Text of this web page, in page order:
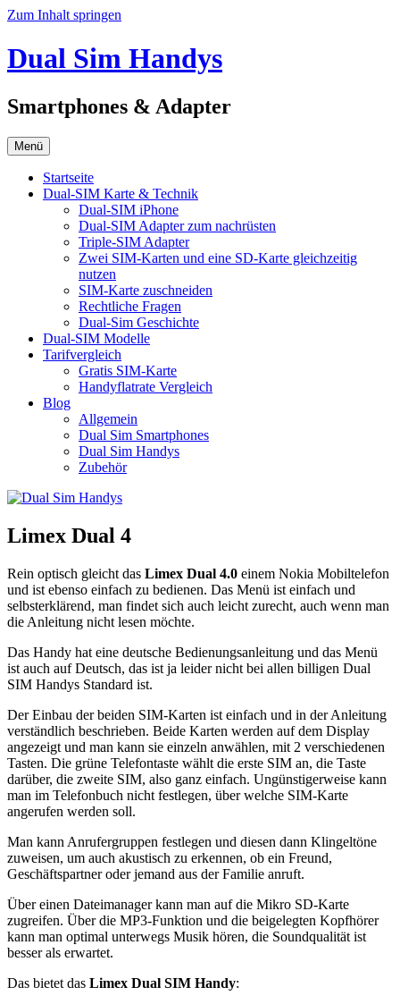
Zum Inhalt springen
Dual Sim Handys
Smartphones & Adapter
Menü
Startseite
Dual-SIM Karte & Technik
Dual-SIM iPhone
Dual-SIM Adapter zum nachrüsten
Triple-SIM Adapter
Zwei SIM-Karten und eine SD-Karte gleichzeitig
nutzen
SIM-Karte zuschneiden
Rechtliche Fragen
Dual-Sim Geschichte
Dual-SIM Modelle
Tarifvergleich
Gratis SIM-Karte
Handyflatrate Vergleich
Blog
Allgemein
Dual Sim Smartphones
Dual Sim Handys
Zubehör
Limex Dual 4
Rein optisch gleicht das Limex Dual 4.0 einem Nokia Mobiltelefon
und ist ebenso einfach zu bedienen. Das Menü ist einfach und
selbsterklärend, man findet sich auch leicht zurecht, auch wenn man
die Anleitung nicht lesen möchte.
Das Handy hat eine deutsche Bedienungsanleitung und das Menü
ist auch auf Deutsch, das ist ja leider nicht bei allen billigen Dual
SIM Handys Standard ist.
Der Einbau der beiden SIM-Karten ist einfach und in der Anleitung
verständlich beschrieben. Beide Karten werden auf dem Display
angezeigt und man kann sie einzeln anwählen, mit 2 verschiedenen
Tasten. Die grüne Telefontaste wählt die erste SIM an, die Taste
darüber, die zweite SIM, also ganz einfach. Ungünstigerweise kann
man im Telefonbuch nicht festlegen, über welche SIM-Karte
angerufen werden soll.
Man kann Anrufergruppen festlegen und diesen dann Klingeltöne
zuweisen, um auch akustisch zu erkennen, ob ein Freund,
Geschäftspartner oder jemand aus der Familie anruft.
Über einen Dateimanager kann man auf die Mikro SD-Karte
zugreifen. Über die MP3-Funktion und die beigelegten Kopfhörer
kann man optimal unterwegs Musik hören, die Soundqualität ist
besser als erwartet.
Das bietet das Limex Dual SIM Handy: